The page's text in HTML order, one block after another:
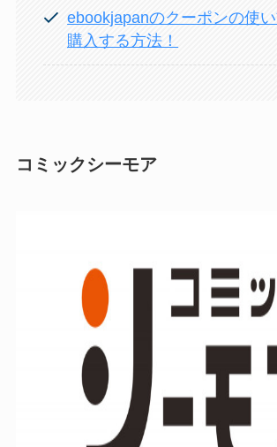
ebookjapanのクーポンの使
購入する方法！
コミックシーモア